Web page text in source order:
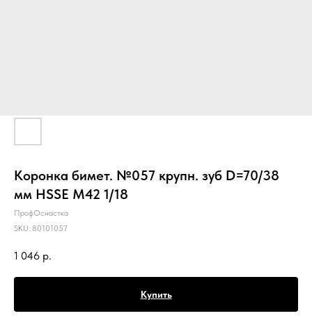
Коронка бимет. №057 крупн. зуб D=70/38
мм HSSE M42 1/18
ПрофОснастка
SKU: 80101057
1 046 р.
Купить